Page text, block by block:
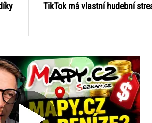
TikTok má vlastní hudební